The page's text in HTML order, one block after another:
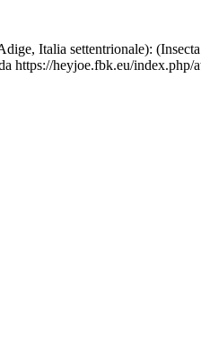
Italia settentrionale):
https://heyjoe.fbk.eu/index.php/